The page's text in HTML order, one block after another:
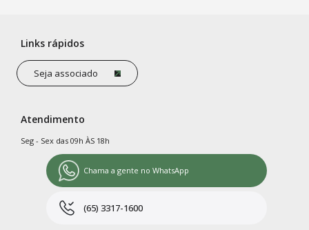
Links rápidos
Seja associado
Atendimento
Seg - Sex das 09h ÀS 18h
Chama a gente no WhatsApp
(65) 3317-1600